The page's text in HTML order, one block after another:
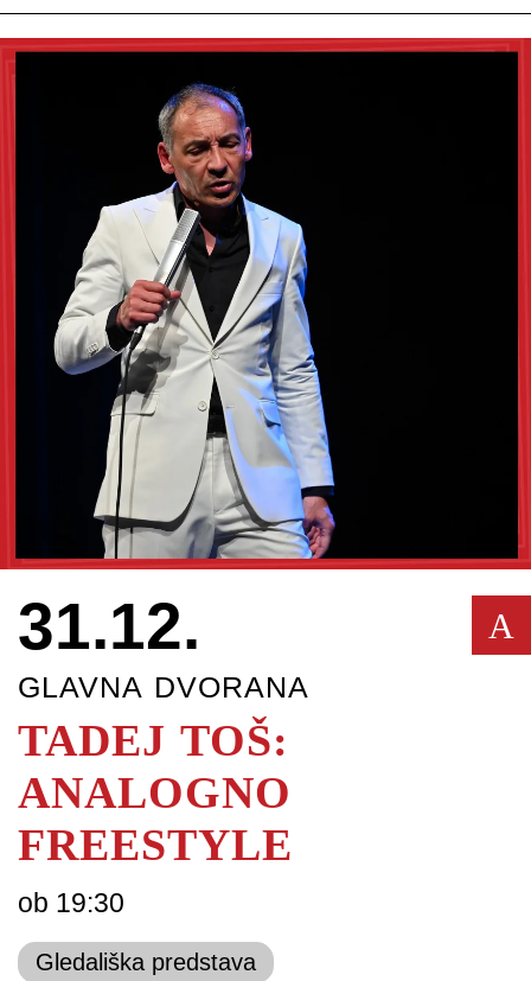
31.12. A
GLAVNA DVORANA
TADEJ TOŠ:
ANALOGNO
FREESTYLE
ob 19:30
Gledališka predstava